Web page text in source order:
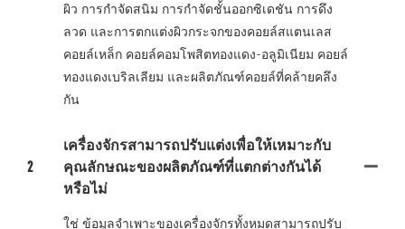
ผิว การกำจัดสนิม การกำจัดชั้นออกซิเดชัน การดึง
ลวด และการตกแต่งผิวกระจกของคอยล์สแตนเลส
คอยล์เหล็ก คอยล์คอมโพสิตทองแดง-อลูมิเนียม คอยล์
ทองแดงเบริลเลียม และผลิตภัณฑ์คอยล์ที่คล้ายคลึง
กัน
2
เครื่องจักรสามารถปรับแต่งเพื่อให้เหมาะกับ
คุณลักษณะของผลิตภัณฑ์ที่แตกต่างกันได้
หรือไม่
ใช่ ข้อมูลจำเพาะของเครื่องจักรทั้งหมดสามารถปรับ